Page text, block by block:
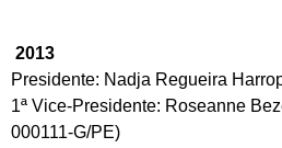
2013
Presidente: Nadja Regueira
1ª Vice-Presidente: Roseanne
000111-G/PE)